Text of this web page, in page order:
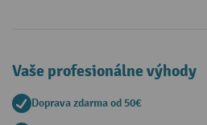
Vaše profesionálne výhody
Doprava zdarma od 50€